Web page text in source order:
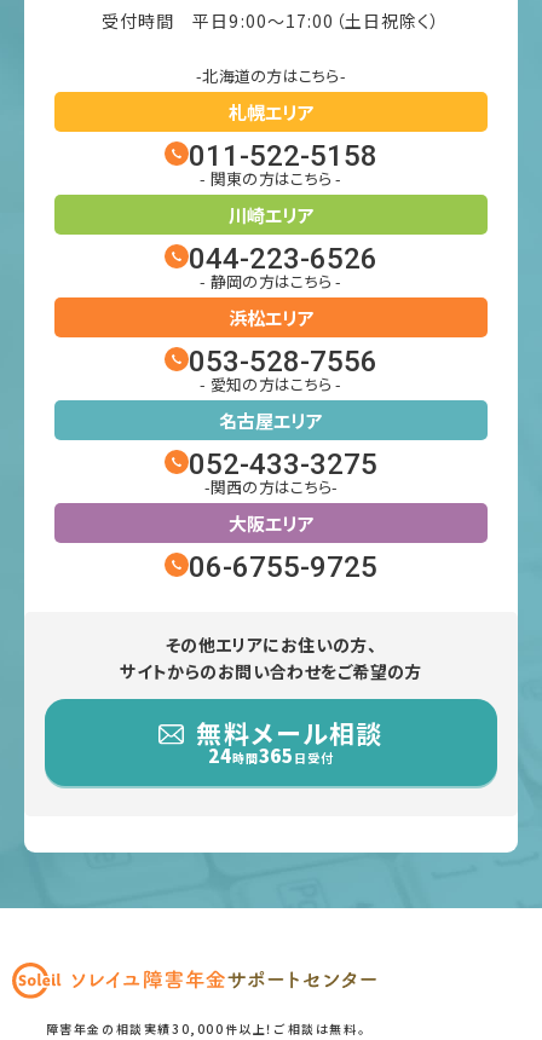
受付時間 平日9:00〜17:00（土日祝除く）
-北海道の方はこちら-
札幌エリア
011-522-5158
- 関東の方はこちら -
川崎エリア
044-223-6526
- 静岡の方はこちら -
浜松エリア
053-528-7556
- 愛知の方はこちら -
名古屋エリア
052-433-3275
-関西の方はこちら-
大阪エリア
06-6755-9725
その他エリアにお住いの方、
サイトからのお問い合わせをご希望の方
無料メール相談
24時間365 日受付
障害年金の相談実績30,000件以上！ご相談は無料。